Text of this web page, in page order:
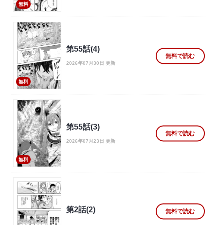
無料
無料
第55話(4)
2026年07月30日 更新
無料で読む
無料
第55話(3)
2026年07月23日 更新
無料で読む
第2話(2) 無料で読む